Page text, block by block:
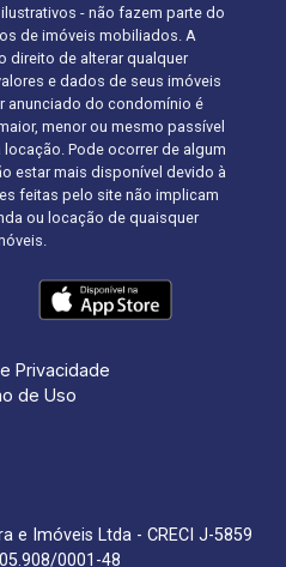
- não fazem parte do
de imóveis mobiliados. A
direito de alterar qualquer
e dados de seus imóveis
anunciado do condomínio é
menor ou mesmo passível
Pode ocorrer de algum
estar mais disponível devido à
feitas pelo site não implicam
ou locação de quaisquer
Privacidade
de Uso
e Imóveis Ltda - CRECI J-5859
0001-48